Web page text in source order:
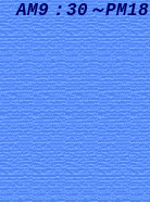
AM9：30～